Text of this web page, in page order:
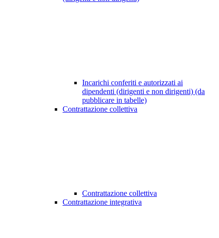
Incarichi conferiti e autorizzati ai
dipendenti (dirigenti e non dirigenti) (da
pubblicare in tabelle)
Contrattazione collettiva
Contrattazione collettiva
Contrattazione integrativa